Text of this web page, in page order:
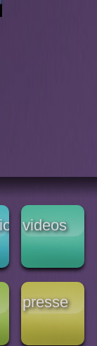
videos
presse